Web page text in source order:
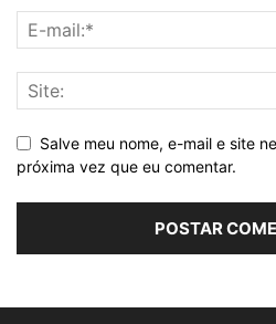
Salve meu nome, e-mail e site
próxima vez que eu comentar.